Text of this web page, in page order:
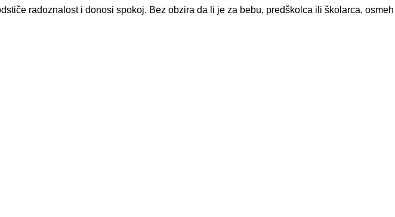
radoznalost i donosi spokoj. Bez obzira da li je za bebu, predškolca ili školarca, osmeh